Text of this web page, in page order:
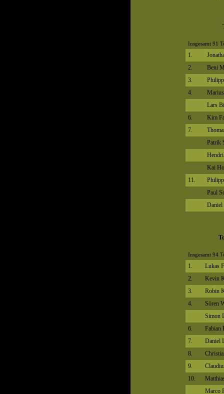
Insgesamt 91
1.
2.
Beni
3.
4.
Lars
6.
Kim
7.
Patrik
Kai
11.
Paul
Daniel
Insgesamt 94
1.
Lukas
2.
Kevin
3.
Robin
4.
Sören
Simon
6.
Fabian
7.
Daniel
8.
9.
10.
Marco